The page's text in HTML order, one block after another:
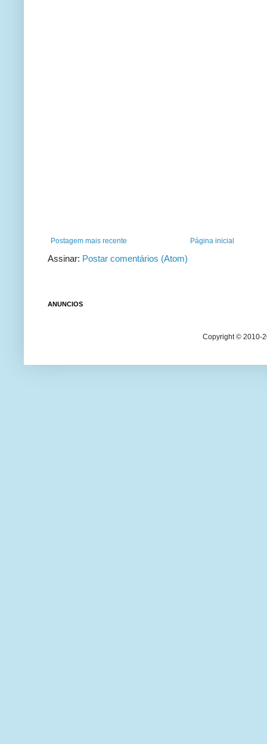
Postagem mais recente Página inicial
Assinar: Postar comentários (Atom)
ANUNCIOS
Copyright © 2010-